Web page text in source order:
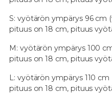
S: vyötärön ympärys 96 cm
pituus on 18 cm, pituus
M: vyötärön ympärys 100
pituus on 18 cm, pituus
L: vyötärön ympärys 110
pituus on 18 cm, pituus